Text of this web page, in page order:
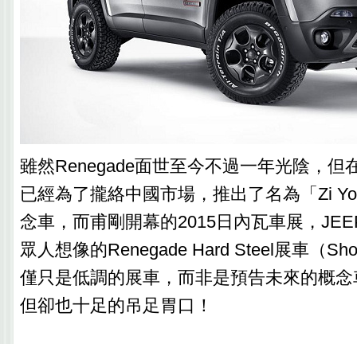
雖然Renegade面世至今不過一年光陰，但
已經為了攏絡中國市場，推出了名為「Zi
念車，而甫剛開幕的2015日內瓦車展，
眾人想像的Renegade Hard Steel展車（
僅只是低調的展車，而非是預告未來的概
但卻也十足的吊足胃口！